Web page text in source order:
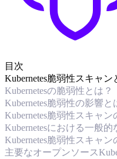
目次
Kubernetes脆弱性スキャン
Kubernetesの脆弱性とは？
Kubernetes脆弱性の影響と
Kubernetes脆弱性スキャン
Kubernetesにおける一般的
Kubernetes脆弱性スキャン
主要なオープンソース